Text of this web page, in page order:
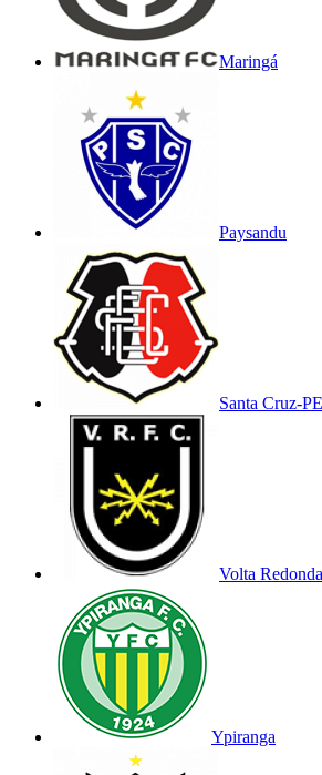
Maringá
Paysandu
Santa Cruz-PE
Volta Redonda
Ypiranga